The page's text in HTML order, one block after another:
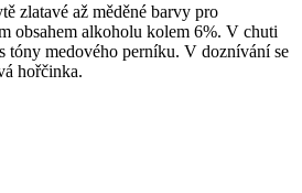
zlatavé až měděné barvy pro
obsahem alkoholu kolem 6%. V chuti
tóny medového perníku. V doznívání se
hořčinka.